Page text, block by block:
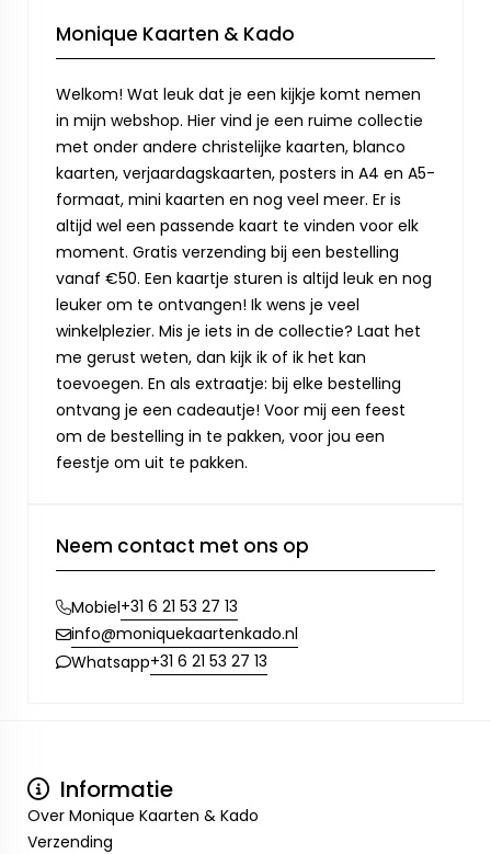
Monique Kaarten & Kado
Welkom! Wat leuk dat je een kijkje komt nemen
in mijn webshop. Hier vind je een ruime collectie
met onder andere christelijke kaarten, blanco
kaarten, verjaardagskaarten, posters in A4 en A5-
formaat, mini kaarten en nog veel meer. Er is
altijd wel een passende kaart te vinden voor elk
moment. Gratis verzending bij een bestelling
vanaf €50. Een kaartje sturen is altijd leuk en nog
leuker om te ontvangen! Ik wens je veel
winkelplezier. Mis je iets in de collectie? Laat het
me gerust weten, dan kijk ik of ik het kan
toevoegen. En als extraatje: bij elke bestelling
ontvang je een cadeautje! Voor mij een feest
om de bestelling in te pakken, voor jou een
feestje om uit te pakken.
Neem contact met ons op
Mobiel+31 6 21 53 27 13
info@moniquekaartenkado.nl
Whatsapp+31 6 21 53 27 13
Informatie
Over Monique Kaarten & Kado
Verzending